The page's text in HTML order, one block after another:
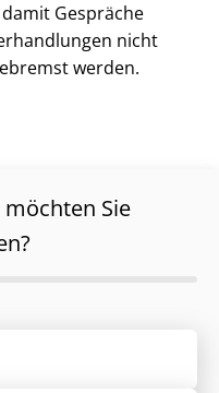
Gespräche
nicht
werden.
Sie